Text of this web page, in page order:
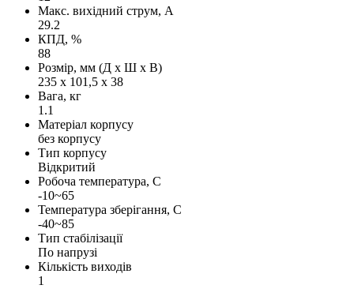
Макс. вихідний струм, А
29.2
КПД, %
88
Розмір, мм (Д х Ш х В)
235 х 101,5 х 38
Вага, кг
1.1
Матеріал корпусу
без корпусу
Тип корпусу
Відкритий
Робоча температура, С
-10~65
Температура зберігання, С
-40~85
Тип стабілізації
По напрузі
Кількість виходів
1